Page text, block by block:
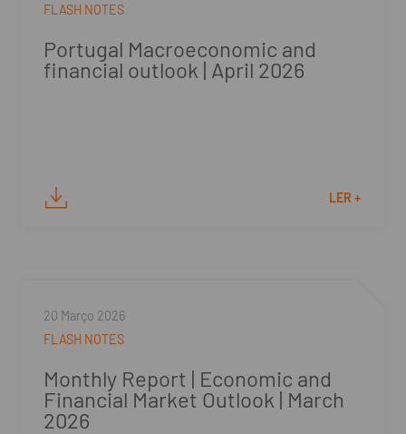
FLASH NOTES
Portugal Macroeconomic and
financial outlook | April 2026
LER +
20 Março 2026
FLASH NOTES
Monthly Report | Economic and
Financial Market Outlook | March
2026